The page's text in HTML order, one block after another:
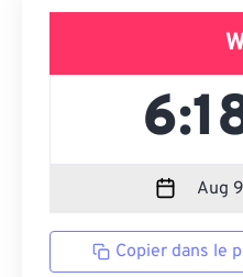
Copier dans le